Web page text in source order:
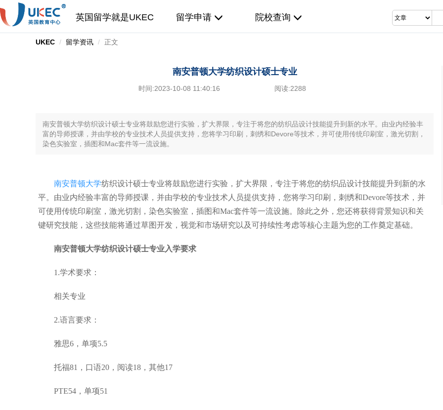
英国留学就是UKEC 留学申请 院校查询
UKEC 留学资讯 正文
南安普顿大学纺织设计硕士专业
时间:2023-10-08 11:40:16 阅读:2288
南安普顿大学纺织设计硕士专业将鼓励您进行实验，扩大界限，专注于将您的纺织品设计技能提升到新的水平。由业内经验丰
富的导师授课，并由学校的专业技术人员提供支持，您将学习印刷，刺绣和Devore等技术，并可使用传统印刷室，激光切割，
染色实验室，插图和Mac套件等一流设施。
南安普顿大学纺织设计硕士专业将鼓励您进行实验，扩大界限，专注于将您的纺织品设计技能提升到新的水
平。由业内经验丰富的导师授课，并由学校的专业技术人员提供支持，您将学习印刷，刺绣和Devore等技术，并
可使用传统印刷室，激光切割，染色实验室，插图和Mac套件等一流设施。除此之外，您还将获得背景知识和关
键研究技能，这些技能将通过草图开发，视觉和市场研究以及可持续性考虑等核心主题为您的工作奠定基础。
南安普顿大学纺织设计硕士专业入学要求
1.学术要求：
相关专业
2.语言要求：
雅思6，单项5.5
托福81，口语20，阅读18，其他17
PTE54，单项51